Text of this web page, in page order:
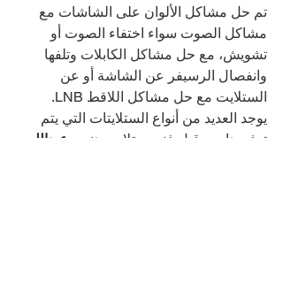
تم حل مشاكل الألوان على الشاشات مع
مشاكل الصوت سواء اختفاء الصوت أو
تشويش، مع حل مشاكل الكابلات وتلفها
وانفصال الرسيفر عن الشاشة أو عن
الستلايت مع حل مشاكل اللاقط LNB.
يوجد العديد من أنواع الستلايتات التي يتم
توفيرها من قبل فني ستلايت هندي
عبدالله